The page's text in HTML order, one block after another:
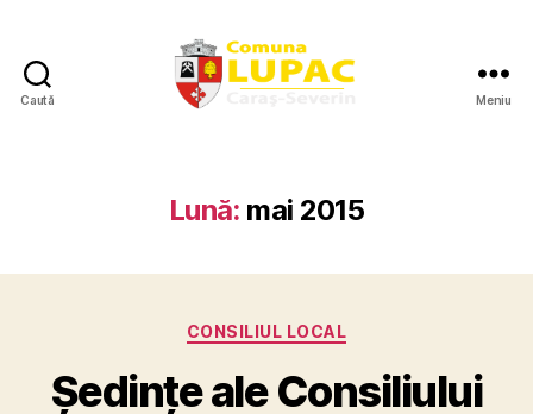
Caută
al
Primăriei
Lupac
Meniu
Lună: mai 2015
Categorii
CONSILIUL LOCAL
Ședințe ale Consiliului